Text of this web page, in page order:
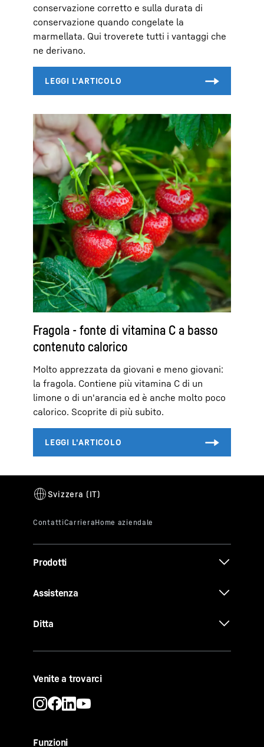
conservazione corretto e sulla durata di
conservazione quando congelate la
marmellata. Qui troverete tutti i vantaggi che
ne derivano.
Fragola - fonte di vitamina C a basso
contenuto calorico
Molto apprezzata da giovani e meno giovani:
la fragola. Contiene più vitamina C di un
limone o di un'arancia ed è anche molto poco
calorico. Scoprite di più subito.
Prodotti
Assistenza
Ditta
Venite a trovarci
Funzioni